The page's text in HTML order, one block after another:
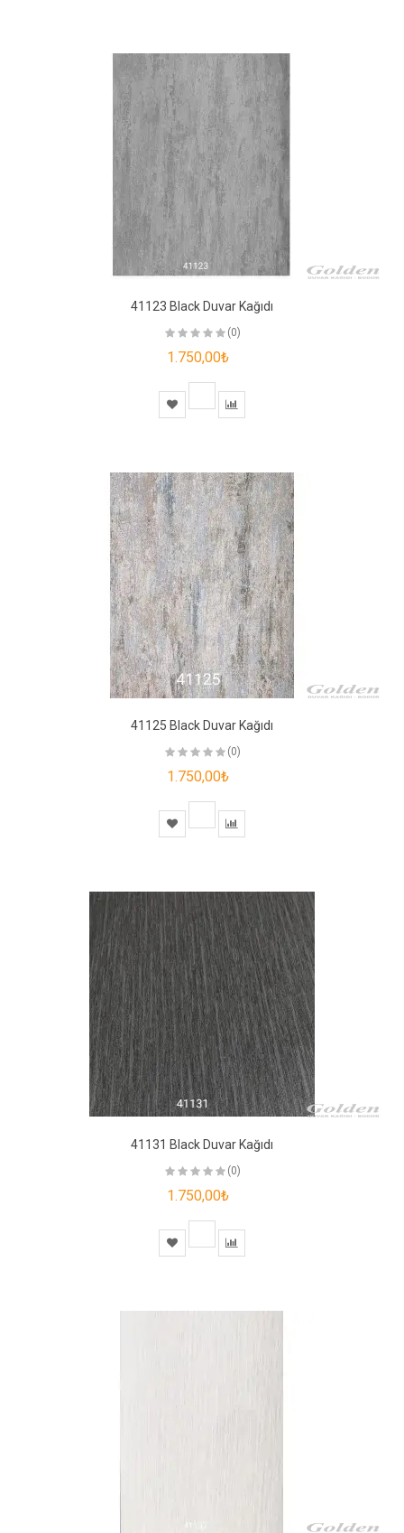
41123 Black Duvar Kağıdı
(0)
1.750,00₺
41125 Black Duvar Kağıdı
(0)
1.750,00₺
41131 Black Duvar Kağıdı
(0)
1.750,00₺